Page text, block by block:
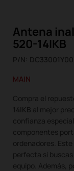
Antena
520-14IKB
P/N:
MAIN
Compra el
14IKB al mejor
confianza
componentes
ordenadores.
perfecta si
equipo. Además,